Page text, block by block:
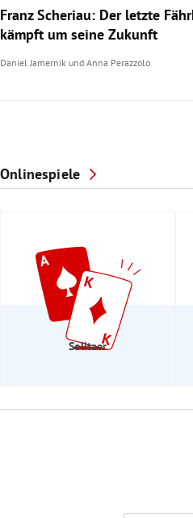
Franz Scheriau: Der letzte
kämpft um seine Zukunft
Daniel Jamernik und Anna Perazzolo
Onlinespiele
Solitaer